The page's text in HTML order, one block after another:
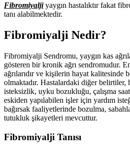
Fibromiyaljiyaygın hastalıktır fakat
tanı alabilmektedir.
Fibromiyalji Nedir?
Fibromiyalji Sendromu, yaygın kas
gösteren bir kronik ağrı sendromudur.
ağrılarıdır ve kişilerin hayat kalitesinde
olmaktadır. Hastalardaki diğer
isteksizlik, uyku bozukluğu, çalışma
eskiden yapılabilen işler için yardım
bağırsak faaliyetlerinde bozulma,
tutukluk şikayetleri mevcuttur.
Fibromiyalji Tanısı